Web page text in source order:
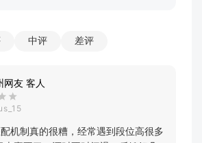
中评 差评
网友 客人
机制真的很糟，经常遇到段位高很多